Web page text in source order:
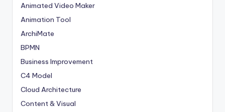
Animated Video Maker
Animation Tool
ArchiMate
BPMN
Business Improvement
C4 Model
Cloud Architecture
Content & Visual